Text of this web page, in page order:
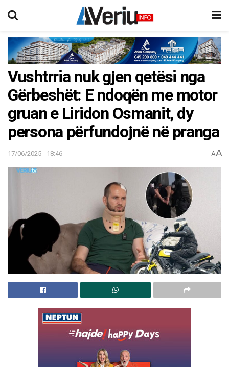
Vushtrria nuk gjen qetësi nga
Gërbeshët: E ndoqën me motor
gruan e Liridon Osmanit, dy
persona përfundojnë në pranga
17/06/2025 - 18:46 AA